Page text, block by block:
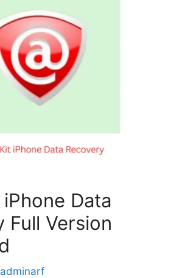
Data
Full Version
adminarf